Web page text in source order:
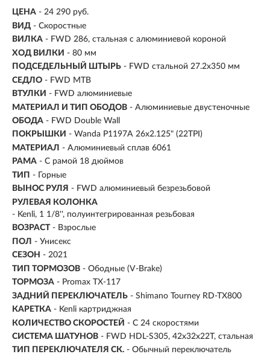
ЦЕНА - 24 290 руб.
ВИД - Скоростные
ВИЛКА - FWD 286, стальная с алюминиевой короной
ХОД ВИЛКИ - 80 мм
ПОДСЕДЕЛЬНЫЙ ШТЫРЬ - FWD стальной 27.2x350 мм
СЕДЛО - FWD MTB
ВТУЛКИ - FWD алюминиевые
МАТЕРИАЛ И ТИП ОБОДОВ - Алюминиевые двустеночные
ОБОДА - FWD Double Wall
ПОКРЫШКИ - Wanda P1197A 26x2.125" (22TPI)
МАТЕРИАЛ - Алюминиевый сплав 6061
РАМА - С рамой 18 дюймов
ТИП - Горные
ВЫНОС РУЛЯ - FWD алюминиевый безрезьбовой
РУЛЕВАЯ КОЛОНКА
- Kenli, 1 1/8'', полуинтегрированная резьбовая
ВОЗРАСТ - Взрослые
ПОЛ - Унисекс
СЕЗОН - 2021
ТИП ТОРМОЗОВ - Ободные (V-Brake)
ТОРМОЗА - Promax TX-117
ЗАДНИЙ ПЕРЕКЛЮЧАТЕЛЬ - Shimano Tourney RD-TX800
КАРЕТКА - Kenli картриджная
КОЛИЧЕСТВО СКОРОСТЕЙ - С 24 скоростями
СИСТЕМА ШАТУНОВ - FWD HDL-S305, 42x32x22T, стальная
ТИП ПЕРЕКЛЮЧАТЕЛЯ СК. - Обычный переключатель